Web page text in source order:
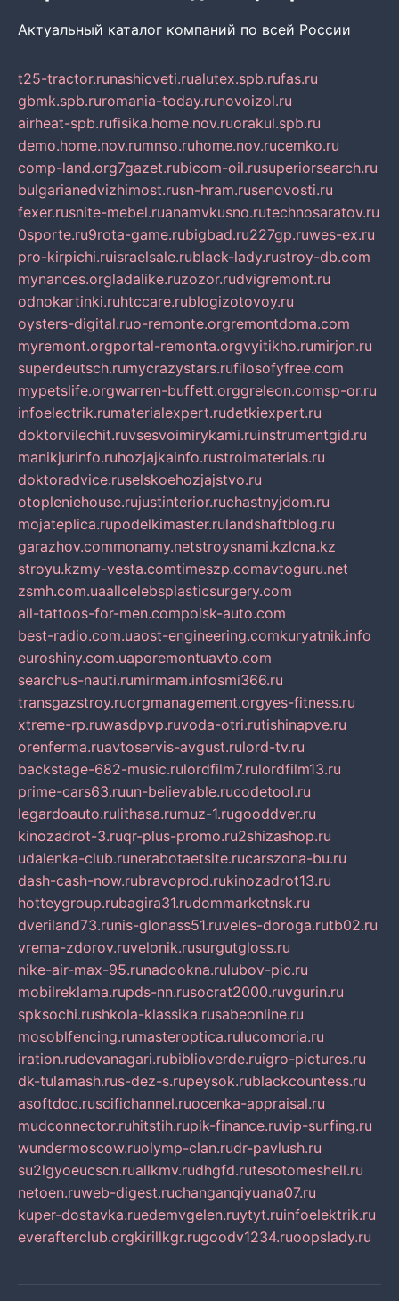
Актуальный каталог компаний по всей России
t25-tractor.runashicveti.rualutex.spb.rufas.ru
gbmk.spb.ruromania-today.runovoizol.ru
airheat-spb.rufisika.home.nov.ruorakul.spb.ru
demo.home.nov.rumnso.ruhome.nov.rucemko.ru
comp-land.org7gazet.rubicom-oil.rusuperiorsearch.ru
bulgarianedvizhimost.rusn-hram.rusenovosti.ru
fexer.rusnite-mebel.ruanamvkusno.rutechnosaratov.ru
0sporte.ru9rota-game.rubigbad.ru227gp.ruwes-ex.ru
pro-kirpichi.ruisraelsale.rublack-lady.rustroy-db.com
mynances.orgladalike.ruzozor.rudvigremont.ru
odnokartinki.ruhtccare.rublogizotovoy.ru
oysters-digital.ruo-remonte.orgremontdoma.com
myremont.orgportal-remonta.orgvyitikho.rumirjon.ru
superdeutsch.rumycrazystars.rufilosofyfree.com
mypetslife.orgwarren-buffett.orggreleon.comsp-or.ru
infoelectrik.rumaterialexpert.rudetkiexpert.ru
doktorvilechit.ruvsesvoimirykami.ruinstrumentgid.ru
manikjurinfo.ruhozjajkainfo.rustroimaterials.ru
doktoradvice.ruselskoehozjajstvo.ru
otopleniehouse.rujustinterior.ruchastnyjdom.ru
mojateplica.rupodelkimaster.rulandshaftblog.ru
garazhov.commonamy.netstroysnami.kzlcna.kz
stroyu.kzmy-vesta.comtimeszp.comavtoguru.net
zsmh.com.uaallcelebsplasticsurgery.com
all-tattoos-for-men.compoisk-auto.com
best-radio.com.uaost-engineering.comkuryatnik.info
euroshiny.com.uaporemontuavto.com
searchus-nauti.rumirmam.infosmi366.ru
transgazstroy.ruorgmanagement.orgyes-fitness.ru
xtreme-rp.ruwasdpvp.ruvoda-otri.rutishinapve.ru
orenferma.ruavtoservis-avgust.rulord-tv.ru
backstage-682-music.rulordfilm7.rulordfilm13.ru
prime-cars63.ruun-believable.rucodetool.ru
legardoauto.rulithasa.rumuz-1.rugooddver.ru
kinozadrot-3.ruqr-plus-promo.ru2shizashop.ru
udalenka-club.runerabotaetsite.rucarszona-bu.ru
dash-cash-now.rubravoprod.rukinozadrot13.ru
hotteygroup.rubagira31.rudommarketnsk.ru
dveriland73.runis-glonass51.ruveles-doroga.rutb02.ru
vrema-zdorov.ruvelonik.rusurgutgloss.ru
nike-air-max-95.runadookna.rulubov-pic.ru
mobilreklama.rupds-nn.rusocrat2000.ruvgurin.ru
spksochi.rushkola-klassika.rusabeonline.ru
mosoblfencing.rumasteroptica.rulucomoria.ru
iration.rudevanagari.rubiblioverde.ruigro-pictures.ru
dk-tulamash.rus-dez-s.rupeysok.rublackcountess.ru
asoftdoc.ruscifichannel.ruocenka-appraisal.ru
mudconnector.ruhitstih.rupik-finance.ruvip-surfing.ru
wundermoscow.ruolymp-clan.rudr-pavlush.ru
su2lgyoeucscn.ruallkmv.rudhgfd.rutesotomeshell.ru
netoen.ruweb-digest.ruchanganqiyuana07.ru
kuper-dostavka.ruedemvgelen.ruytyt.ruinfoelektrik.ru
everafterclub.orgkirillkgr.rugoodv1234.ruoopslady.ru